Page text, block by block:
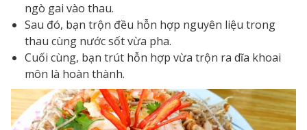
ngò gai vào thau.
Sau đó, bạn trộn đều hỗn hợp nguyên liệu trong
thau cùng nước sốt vừa pha.
Cuối cùng, bạn trút hỗn hợp vừa trộn ra dĩa khoai
môn là hoàn thành.